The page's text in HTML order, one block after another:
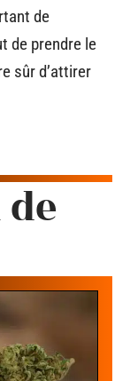
de
de prendre le
sûr d’attirer